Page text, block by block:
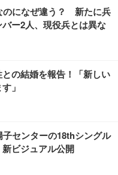
のになぜ違う？ 新たに兵
ー2人、現役兵とは異な
の結婚を報告！「新しい
」
子センターの18thシングル
新ビジュアル公開